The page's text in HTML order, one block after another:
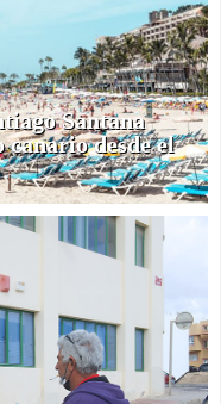
Santana
desde el